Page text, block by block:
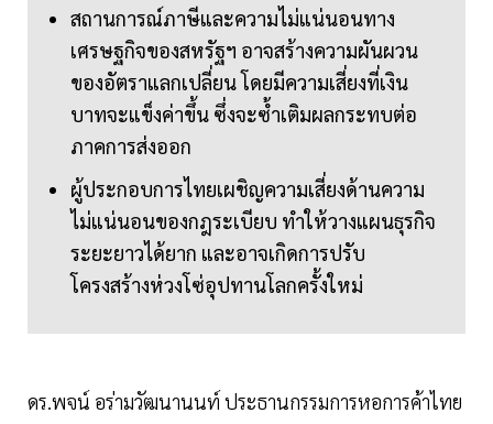
สถานการณ์ภาษีและความไม่แน่นอนทาง
เศรษฐกิจของสหรัฐฯ อาจสร้างความผันผวน
ของอัตราแลกเปลี่ยน โดยมีความเสี่ยงที่เงิน
บาทจะแข็งค่าขึ้น ซึ่งจะซ้ำเติมผลกระทบต่อ
ภาคการส่งออก
ผู้ประกอบการไทยเผชิญความเสี่ยงด้านความ
ไม่แน่นอนของกฎระเบียบ ทำให้วางแผนธุรกิจ
ระยะยาวได้ยาก และอาจเกิดการปรับ
โครงสร้างห่วงโซ่อุปทานโลกครั้งใหม่
ดร.พจน์ อร่ามวัฒนานนท์ ประธานกรรมการหอการค้าไทย